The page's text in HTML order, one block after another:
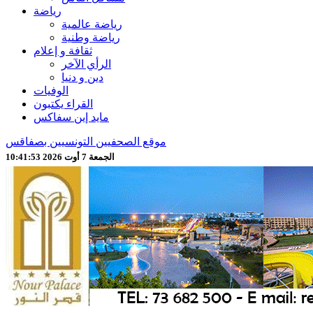
رياضة
رياضة عالمية
رياضة وطنية
ثقافة و إعلام
الرأي الآخر
دين و دنيا
الوفيات
القراء يكتبون
مايد إين سفاكس
موقع الصحفيين التونسيين بصفاقس
الجمعة 7 أوت 2026 10:41:55